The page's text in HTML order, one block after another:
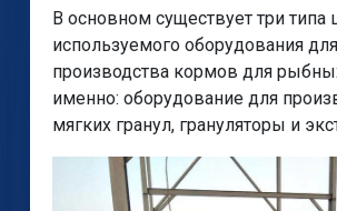
В основном существует три типа
используемого оборудования для
производства кормов для
именно: оборудование для
мягких гранул, грануляторы и